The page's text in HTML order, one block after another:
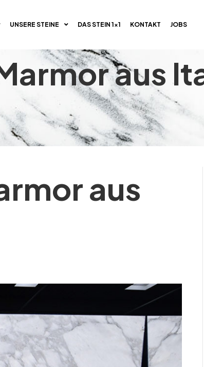
UNSERE STEINE DAS STEIN 1×1 KONTAKT JOBS
aus
aus